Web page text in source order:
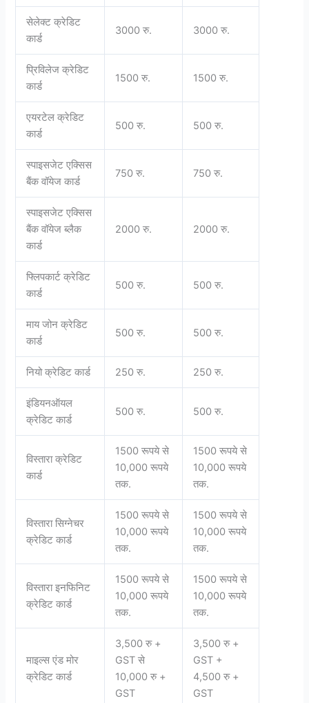
सेलेक्ट क्रेडिट
कार्ड
3000 रु. 3000 रु.
प्रिविलेज क्रेडिट
कार्ड
1500 रु. 1500 रु.
एयरटेल क्रेडिट
कार्ड
500 रु. 500 रु.
स्पाइसजेट एक्सिस
बैंक वॉयेज कार्ड
750 रु. 750 रु.
स्पाइसजेट एक्सिस
बैंक वॉयेज ब्लैक
कार्ड
2000 रु. 2000 रु.
फ्लिपकार्ट क्रेडिट
कार्ड
500 रु. 500 रु.
माय जोन क्रेडिट
कार्ड
500 रु. 500 रु.
नियो क्रेडिट कार्ड 250 रु. 250 रु.
इंडियनऑयल
क्रेडिट कार्ड
500 रु. 500 रु.
विस्तारा क्रेडिट
कार्ड
1500 रूपये से
10,000 रूपये
तक.
1500 रूपये से
10,000 रूपये
तक.
विस्तारा सिग्नेचर
क्रेडिट कार्ड
1500 रूपये से
10,000 रूपये
तक.
1500 रूपये से
10,000 रूपये
तक.
विस्तारा इनफिनिट
क्रेडिट कार्ड
1500 रूपये से
10,000 रूपये
तक.
1500 रूपये से
10,000 रूपये
तक.
माइल्स एंड मोर
क्रेडिट कार्ड
3,500 रु +
GST से
10,000 रु +
GST
3,500 रु +
GST +
4,500 रु +
GST